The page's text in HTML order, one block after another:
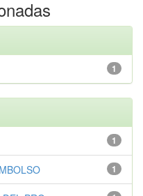
1
1
1